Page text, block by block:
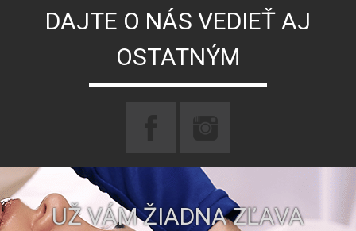
DAJTE O NÁS VEDIEŤ AJ
OSTATNÝM
UŽ VÁM ŽIADNA ZĽAVA